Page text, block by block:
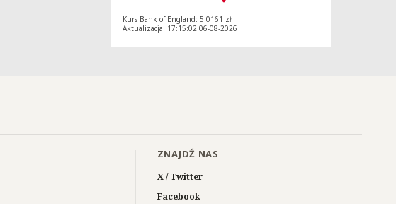
Kurs Bank of England: 5.0161 zł
Aktualizacja: 17:15:02 06-08-2026
ZNAJDŹ NAS
X / Twitter
Facebook